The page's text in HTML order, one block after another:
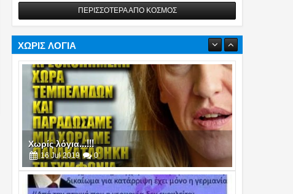
13 May 2026 0
Η Τουρκία αποκάλυψε την κατασκευή
Yildirimhan ακτίνας δράσης 6.000 χλμ.!
(video)
06 May 2026 0
Πυρά στο δείπνο ανταποκριτών του
Λευκού Οίκου - Απομακρύνθηκε ο
26Apr 2026
ΠΕΡΙΣΣΟΤΕΡΑ ΑΠΟ ΚΟΣΜΟΣ
ΧΩΡΙΣ ΛΟΓΙΑ
Χωρίς λόγια...!!!
16 Jul 2019 0